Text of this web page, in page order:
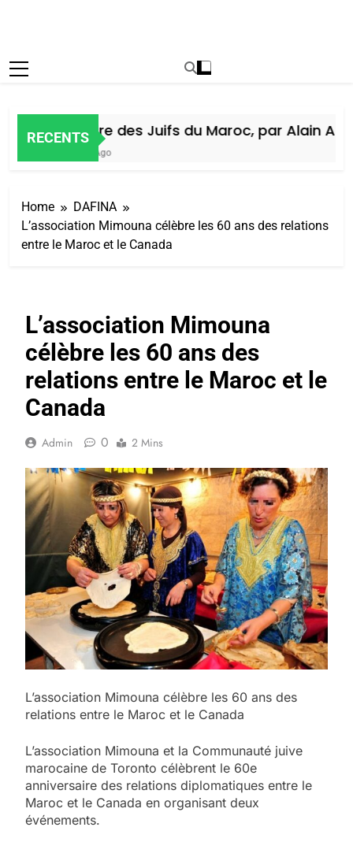
RECENTS
Histoire des Juifs du Maroc, par Alain Amiel
5 Jours Ago
Home
DAFINA
L’association Mimouna célèbre les 60 ans des relations
entre le Maroc et le Canada
L’association Mimouna
célèbre les 60 ans des
relations entre le Maroc et le
Canada
Admin 0 2 Mins
L’association Mimouna célèbre les 60 ans des
relations entre le Maroc et le Canada
L’association Mimouna et la Communauté juive
marocaine de Toronto célèbrent le 60e
anniversaire des relations diplomatiques entre le
Maroc et le Canada en organisant deux
événements.